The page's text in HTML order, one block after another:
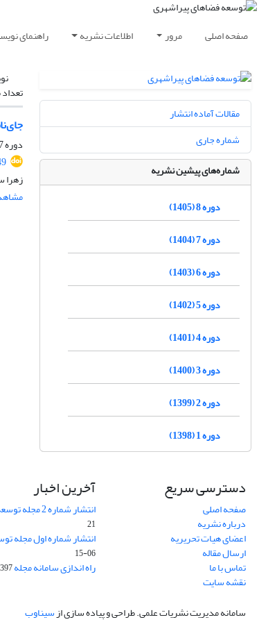
صفحه اصلی مرور اطلاعات نشریه راهنمای
دوره 7، شماره 4، زمستان 1404، صفحه
زهرا
مقالات آماده انتشار
شماره جاری
شماره‌های پیشین نشریه
دوره 8 (1405)
دوره 7 (1404)
دوره 6 (1403)
دوره 5 (1402)
دوره 4 (1401)
دوره 3 (1400)
دوره 2 (1399)
دوره 1 (1398)
دسترسی سریع
صفحه اصلی
درباره نشریه
اعضای هیات تحریریه
ارسال مقاله
تماس با ما
نقشه سایت
آخرین اخبار
انتشار شماره 2 مجله توسعه فضاهای پیراشهری
21
انتشار شماره اول مجله
06-15
راه اندازی سامانه مجله09-11
سامانه مدیریت نشریات علمی.طراحی و پیاده سازی ازسیناوب